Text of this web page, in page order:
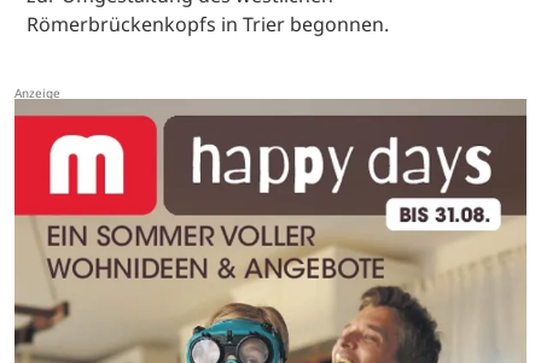
Römerbrückenkopfs in Trier begonnen.